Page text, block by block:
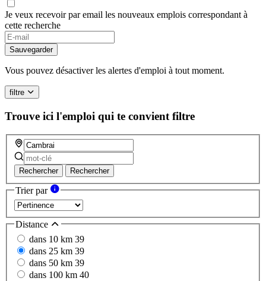
Je veux recevoir par email les nouveaux emplois correspondant à
cette recherche
If
you
are
a
human,
ignore
this
field
Sauvegarder
Vous pouvez désactiver les alertes d'emploi à tout moment.
filtre
Trouve ici l'emploi qui te convient filtre
Rechercher Rechercher
Trier par
Distance
dans 10 km 39
dans 25 km 39
dans 50 km 39
dans 100 km 40